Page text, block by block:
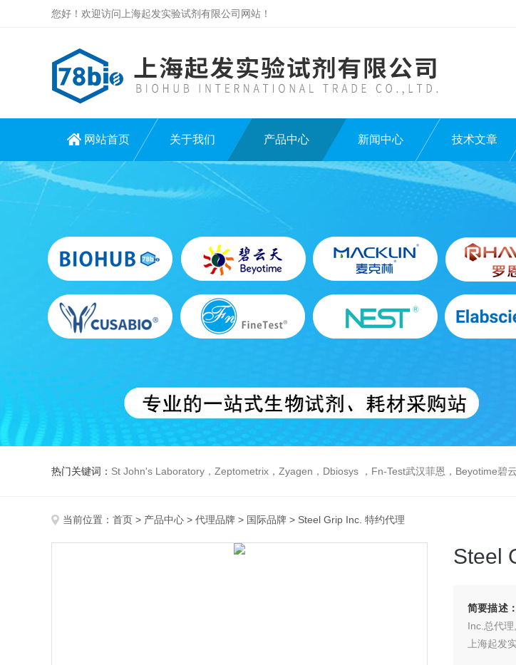
您好！欢迎访问上海起发实验试剂有限公司网站！
网站首页 关于我们 产品中心 新闻中心 技术文章
热门关键词： St John's Laboratory，Zeptometrix，Zyagen，Dbiosys ，Fn-Test武汉菲恩，Beyotime碧云天，Nest无锡耐思，Elabscience伊莱瑞特，Macklin麦
当前位置： 首页 > 产品中心 > 代理品牌 > 国际品牌 > Steel Grip Inc. 特约代理
Steel
简要描述：
Inc.总代
上海起发